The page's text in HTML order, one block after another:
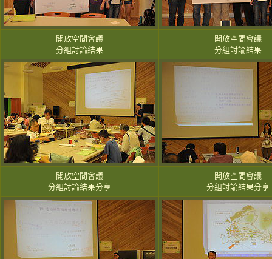
開放空間會議
分組討論結果
開放空間會議
分組討論結果
開放空間會議
分組討論結果分享
開放空間會議
分組討論結果分享